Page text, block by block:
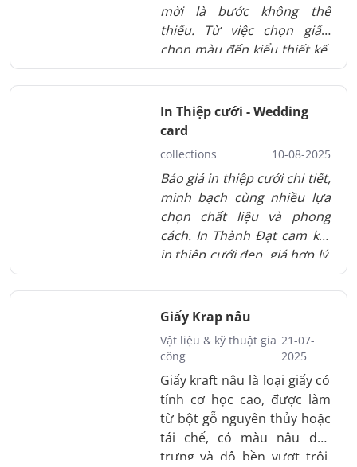
mời là bước không thể
thiếu. Từ việc chọn giấy,
chọn màu đến kiểu thiết kế,
tất cả đều góp phần tạo nên
tấm thiệp sang trọng và
mang đậm dấu ấn cá nhân
hoặc thương hiệu.
In Thiệp cưới - Wedding
card
collections 10-08-2025
Báo giá in thiệp cưới chi tiết,
minh bạch cùng nhiều lựa
chọn chất liệu và phong
cách. In Thành Đạt cam kết
in thiệp cưới đẹp, giá hợp lý,
giao hàng đúng hẹn.
Giấy Krap nâu
Vật liệu & kỹ thuật gia
công
21-07-
2025
Giấy kraft nâu là loại giấy có
tính cơ học cao, được làm
từ bột gỗ nguyên thủy hoặc
tái chế, có màu nâu đặc
trưng và độ bền vượt trội.